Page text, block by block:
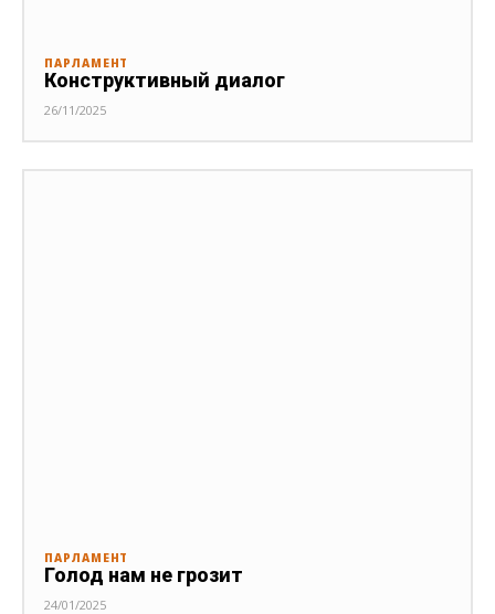
ПАРЛАМЕНТ
Конструктивный диалог
26/11/2025
ПАРЛАМЕНТ
Голод нам не грозит
24/01/2025